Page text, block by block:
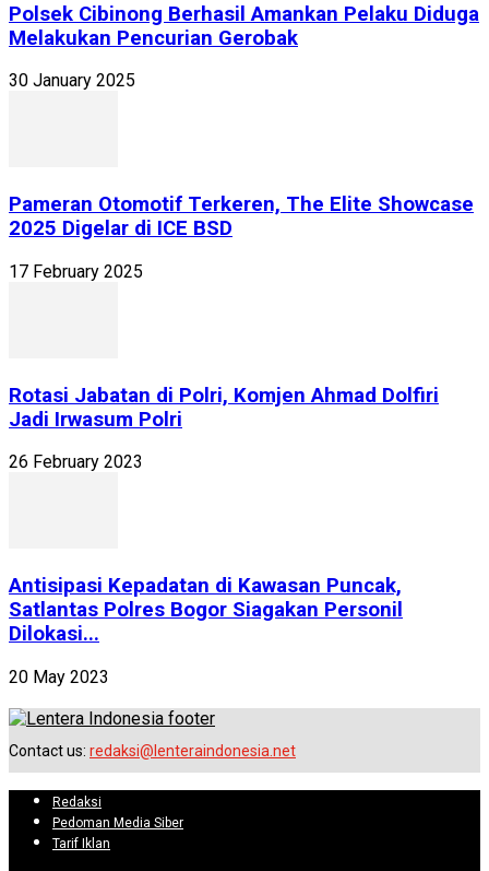
Polsek Cibinong Berhasil Amankan Pelaku Diduga
Melakukan Pencurian Gerobak
30 January 2025
Pameran Otomotif Terkeren, The Elite Showcase
2025 Digelar di ICE BSD
17 February 2025
Rotasi Jabatan di Polri, Komjen Ahmad Dolfiri
Jadi Irwasum Polri
26 February 2023
Antisipasi Kepadatan di Kawasan Puncak,
Satlantas Polres Bogor Siagakan Personil
Dilokasi...
20 May 2023
Contact us: redaksi@lenteraindonesia.net
Redaksi
Pedoman Media Siber
Tarif Iklan